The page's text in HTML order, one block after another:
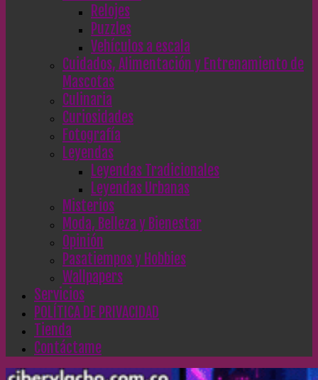
Relojes
Puzzles
Vehículos a escala
Cuidados, Alimentación y Entrenamiento de
Mascotas
Culinaria
Curiosidades
Fotografía
Leyendas
Leyendas Tradicionales
Leyendas Urbanas
Misterios
Moda, Belleza y Bienestar
Opinión
Pasatiempos y Hobbies
Wallpapers
Servicios
POLÍTICA DE PRIVACIDAD
Tienda
Contáctame